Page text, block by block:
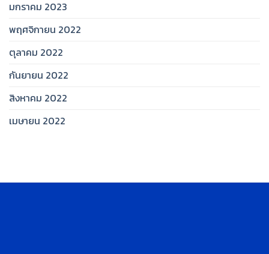
มกราคม 2023
พฤศจิกายน 2022
ตุลาคม 2022
กันยายน 2022
สิงหาคม 2022
เมษายน 2022